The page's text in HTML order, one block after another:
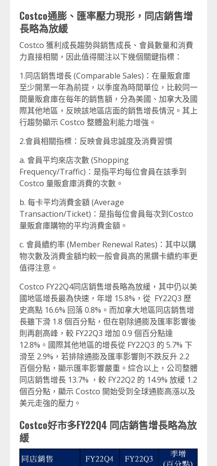
Costco通膨、匯率壓力現形 ，同店銷售增
長略為放緩
Costco 獲利成長趨勢與銷售成長、會員數量和消費
力直接相關，因此值得關注以下幾個關鍵指標：
1.同店銷售增長 (Comparable Sales)：在量販倉庫
至少開業一年為前提，以季度為時間單位，比較同一
間量販倉庫在每年的銷售額，分為美國、加拿大及國
際其他地區，反映該地區店面的銷售增長情況。其上
行趨勢顯示 Costco 整體盈利能力增強。
2.會員相關指標：反映會員忠誠度及消費習慣
a. 會員平均來店次數 (Shopping
Frequency/Traffic)：是指平均每位會員在該季到
Costco 量販倉庫消費的次數。
b. 每卡平均消費金額 (Average
Transaction/Ticket)：是指每位會員每次到Costco
量販倉庫購物的平均消費金額。
c. 會員續約率 (Member Renewal Rates)：其中以購
物次數及消費金額均較一般會員高的黑鑽卡續約率更
值得注意。
Costco FY22Q4同店銷售增長略為放緩，其中仍以美
國地區增長最為快速，年增 15.8%，從 FY22Q3 歷
史高點 16.6% 回落 0.8%。而加拿大地區同店銷售增
長雖下滑 1.8 個百分點，但在剔除通膨及匯率影響後
則再創高峰，較 FY22Q3 增加 0.9 個百分點達
12.8%。國際其他地區的增長從 FY22Q3 的 5.7% 下
滑至 2.9%，若排除通膨及匯率影響則不跌反升 2.2
百個分點，顯示匯率影響嚴重。綜合以上，公司整體
同店銷售增長 13.7% ，較 FY22Q2 的 14.9% 放緩 1.2
個百分點，顯示 Costco 開始受到全球通膨高漲以及
美元走強的壓力。
Costco好市多FY22Q4 同店銷售增長略為放
緩